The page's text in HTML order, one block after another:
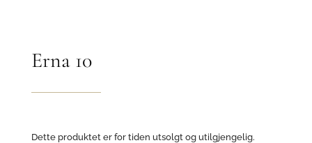
Erna 10
Dette produktet er for tiden utsolgt og utilgjengelig.